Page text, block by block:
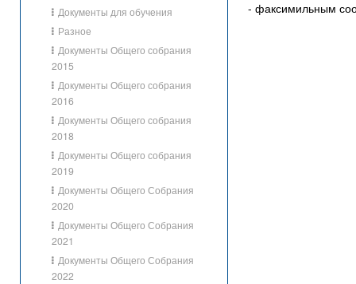
- факсимильным
Документы для обучения
Разное
Документы Общего собрания
2015
Документы Общего собрания
2016
Документы Общего собрания
2018
Документы Общего собрания
2019
Документы Общего Собрания
2020
Документы Общего Собрания
2021
Документы Общего Собрания
2022